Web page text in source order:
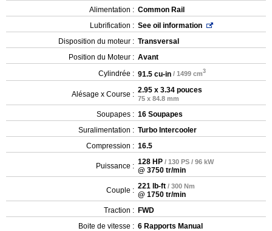
Alimentation : Common Rail
Lubrification : See oil information
Disposition du moteur : Transversal
Position du Moteur : Avant
Cylindrée : 91.5 cu-in / 1499 cm3
Alésage x Course : 2.95 x 3.34 pouces
75 x 84.8 mm
Soupapes : 16 Soupapes
Suralimentation : Turbo Intercooler
Compression : 16.5
Puissance : 128 HP / 130 PS / 96 kW
@ 3750 tr/min
Couple : 221 lb-ft / 300 Nm
@ 1750 tr/min
Traction : FWD
Boite de vitesse : 6 Rapports Manual